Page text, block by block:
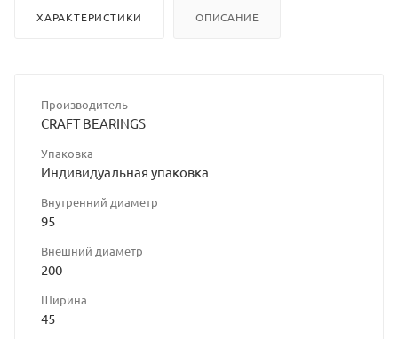
ХАРАКТЕРИСТИКИ ОПИСАНИЕ
Производитель
CRAFT BEARINGS
Упаковка
Индивидуальная упаковка
Внутренний диаметр
95
Внешний диаметр
200
Ширина
45